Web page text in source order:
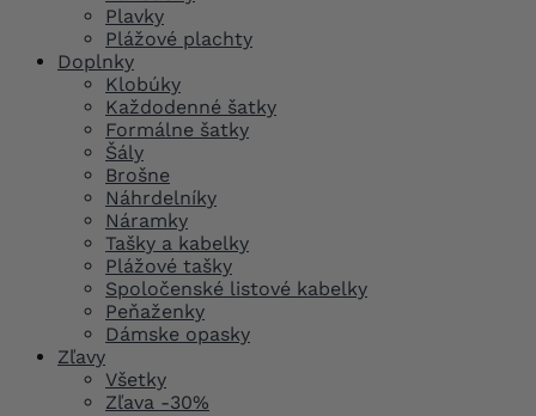
Plavky
Plážové plachty
Doplnky
Klobúky
Každodenné šatky
Formálne šatky
Šály
Brošne
Náhrdelníky
Náramky
Tašky a kabelky
Plážové tašky
Spoločenské listové kabelky
Peňaženky
Dámske opasky
Zľavy
Všetky
Zľava -30%